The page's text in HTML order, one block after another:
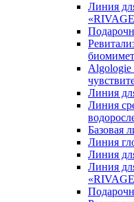
Линия
Algologie
Линия
Линия
Базовая
Линия
Линия
Линия